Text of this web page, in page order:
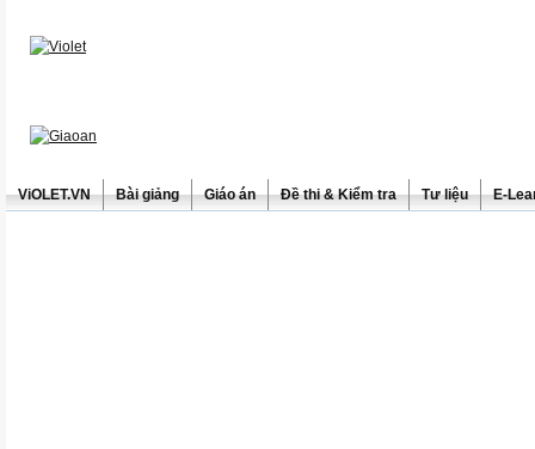
ViOLET.VN Bài giảng Giáo án Đề thi & Kiểm tra Tư liệu E-